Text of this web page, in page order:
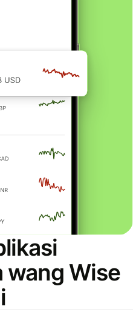
wang Wise